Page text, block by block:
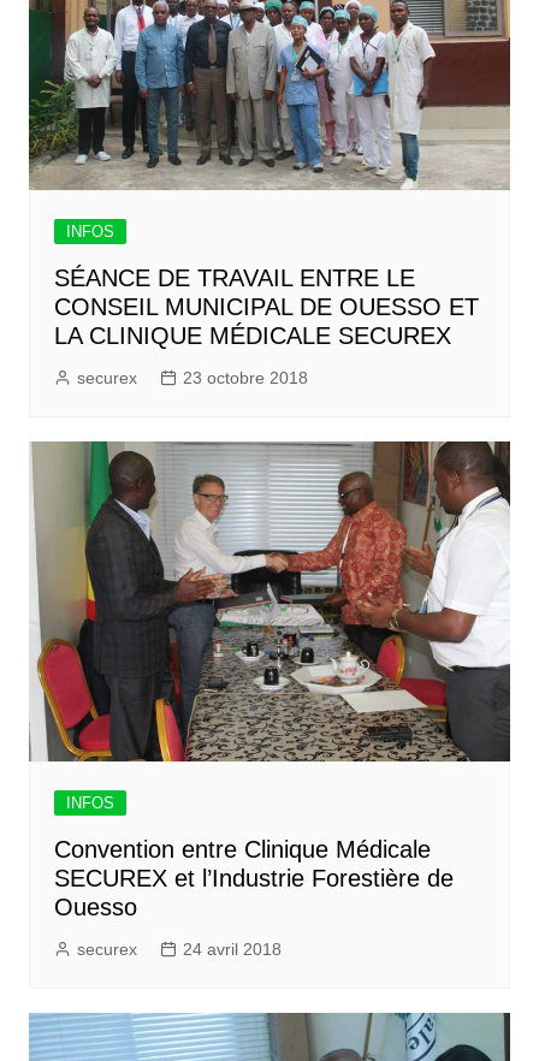
INFOS
SÉANCE DE TRAVAIL ENTRE LE
CONSEIL MUNICIPAL DE OUESSO ET
LA CLINIQUE MÉDICALE SECUREX
securex 23 octobre 2018
INFOS
Convention entre Clinique Médicale
SECUREX et l’Industrie Forestière de
Ouesso
securex 24 avril 2018